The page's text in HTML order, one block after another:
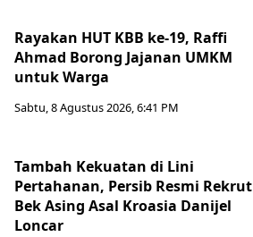
Rayakan HUT KBB ke-19, Raffi
Ahmad Borong Jajanan UMKM
untuk Warga
Sabtu, 8 Agustus 2026, 6:41 PM
Tambah Kekuatan di Lini
Pertahanan, Persib Resmi Rekrut
Bek Asing Asal Kroasia Danijel
Loncar